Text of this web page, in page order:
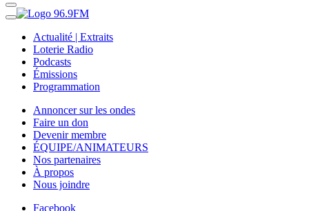
Actualité | Extraits
Loterie Radio
Podcasts
Émissions
Programmation
Annoncer sur les ondes
Faire un don
Devenir membre
ÉQUIPE/ANIMATEURS
Nos partenaires
À propos
Nous joindre
Facebook